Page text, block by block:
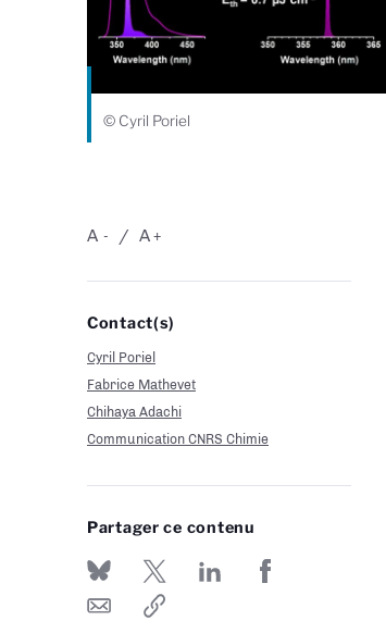
© Cyril Poriel
-
A +
A
Contact(s)
Cyril Poriel
Fabrice Mathevet
Chihaya Adachi
Communication CNRS Chimie
Partager ce contenu